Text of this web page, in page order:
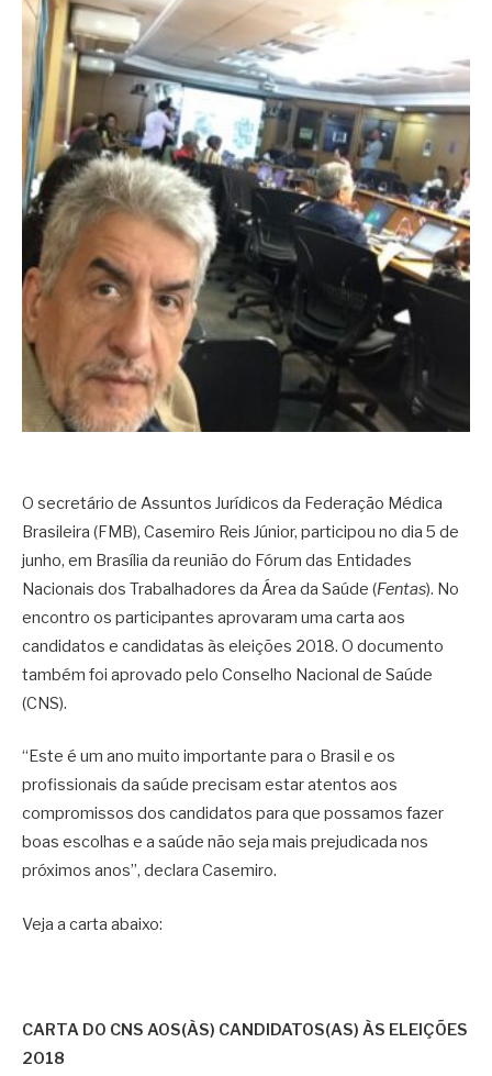
O secretário de Assuntos Jurídicos da Federação Médica
Brasileira (FMB), Casemiro Reis Júnior, participou no dia 5 de
junho, em Brasília da reunião do Fórum das Entidades
Nacionais dos Trabalhadores da Área da Saúde (Fentas). No
encontro os participantes aprovaram uma carta aos
candidatos e candidatas às eleições 2018. O documento
também foi aprovado pelo Conselho Nacional de Saúde
(CNS).
“Este é um ano muito importante para o Brasil e os
profissionais da saúde precisam estar atentos aos
compromissos dos candidatos para que possamos fazer
boas escolhas e a saúde não seja mais prejudicada nos
próximos anos”, declara Casemiro.
Veja a carta abaixo:
CARTA DO CNS AOS(ÀS) CANDIDATOS(AS) ÀS ELEIÇÕES
2018